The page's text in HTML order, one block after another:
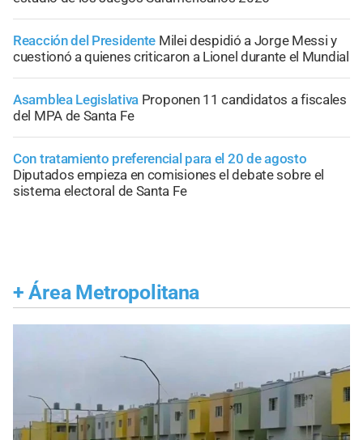
Reacción del Presidente Milei despidió a Jorge Messi y
cuestionó a quienes criticaron a Lionel durante el Mundial
Asamblea Legislativa Proponen 11 candidatos a fiscales
del MPA de Santa Fe
Con tratamiento preferencial para el 20 de agosto
Diputados empieza en comisiones el debate sobre el
sistema electoral de Santa Fe
+ Área Metropolitana